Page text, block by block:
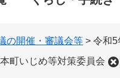
の開催・審議会等 > 令和5
町いじめ等対策委員会